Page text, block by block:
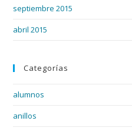
septiembre 2015
abril 2015
Categorías
alumnos
anillos